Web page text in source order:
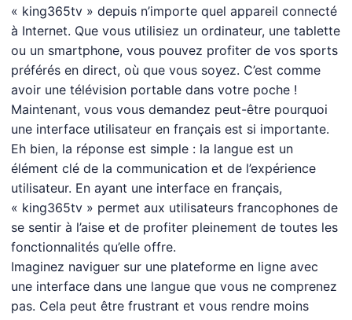
« king365tv » depuis n’importe quel appareil connecté
à Internet. Que vous utilisiez un ordinateur, une tablette
ou un smartphone, vous pouvez profiter de vos sports
préférés en direct, où que vous soyez. C’est comme
avoir une télévision portable dans votre poche !
Maintenant, vous vous demandez peut-être pourquoi
une interface utilisateur en français est si importante.
Eh bien, la réponse est simple : la langue est un
élément clé de la communication et de l’expérience
utilisateur. En ayant une interface en français,
« king365tv » permet aux utilisateurs francophones de
se sentir à l’aise et de profiter pleinement de toutes les
fonctionnalités qu’elle offre.
Imaginez naviguer sur une plateforme en ligne avec
une interface dans une langue que vous ne comprenez
pas. Cela peut être frustrant et vous rendre moins